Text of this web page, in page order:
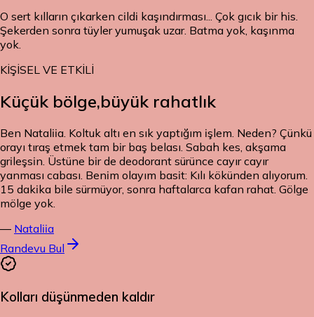
O sert kılların çıkarken cildi kaşındırması... Çok gıcık bir his.
Şekerden sonra tüyler yumuşak uzar. Batma yok, kaşınma
yok.
KİŞİSEL VE ETKİLİ
Küçük bölge,büyük rahatlık
Ben Nataliia. Koltuk altı en sık yaptığım işlem. Neden? Çünkü
orayı tıraş etmek tam bir baş belası. Sabah kes, akşama
grileşsin. Üstüne bir de deodorant sürünce cayır cayır
yanması cabası. Benim olayım basit: Kılı kökünden alıyorum.
15 dakika bile sürmüyor, sonra haftalarca kafan rahat. Gölge
mölge yok.
— Nataliia
Randevu Bul
Kolları düşünmeden kaldır